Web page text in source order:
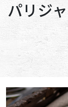
パリジ